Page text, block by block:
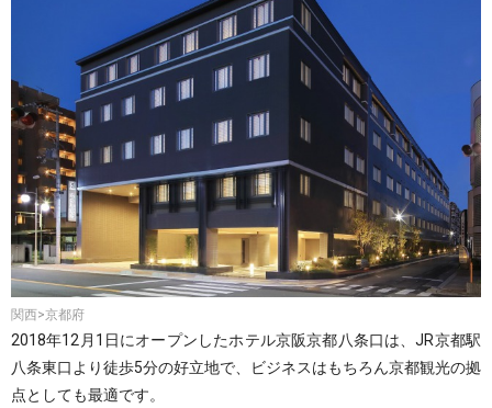
関西>京都府
2018年12月1日にオープンしたホテル京阪京都八条口は、JR京都駅
八条東口より徒歩5分の好立地で、ビジネスはもちろん京都観光の拠
点としても最適です。